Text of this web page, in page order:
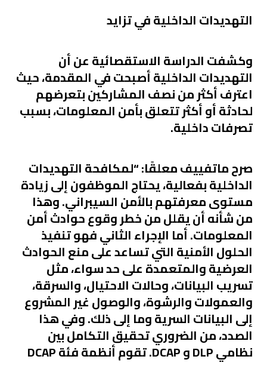
التهديدات الداخلية في تزايد
وكشفت الدراسة الاستقصائية عن أن
التهديدات الداخلية أصبحت في المقدمة، حيث
اعترف أكثر من نصف المشاركين بتعرضهم
لحادثة أو أكثر تتعلق بأمن المعلومات، بسبب
تصرفات داخلية.
صرح ماتفييف معلقًا: “لمكافحة التهديدات
الداخلية بفعالية، يحتاج الموظفون إلى زيادة
مستوى معرفتهم بالأمن السيبراني. وهذا
من شأنه أن يقلل من خطر وقوع حوادث أمن
المعلومات. أما الإجراء الثاني فهو تنفيذ
الحلول الأمنية التي تساعد على منع الحوادث
العرضية والمتعمدة على حد سواء، مثل
تسريب البيانات، وحالات الاحتيال، والسرقة،
والعمولات والرشوة، والوصول غير المشروع
إلى البيانات السرية وما إلى ذلك. وفي هذا
الصدد، من الضروري تحقيق التكامل بين
نظامي DLP و DCAP. تقوم أنظمة فئة DCAP